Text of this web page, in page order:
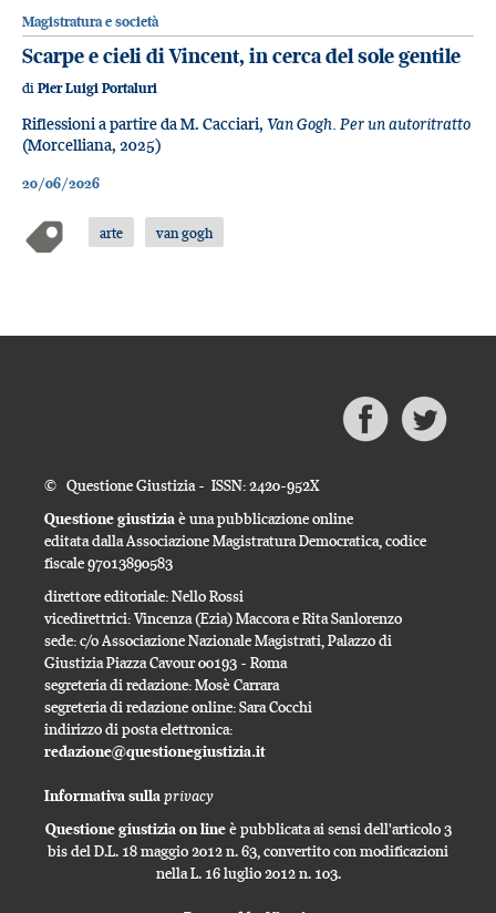
Magistratura e società
Scarpe e cieli di Vincent, in cerca del sole gentile
di Pier Luigi Portaluri
Riflessioni a partire da M. Cacciari, Van Gogh. Per un autoritratto
(Morcelliana, 2025)
20/06/2026
arte van gogh
© Questione Giustizia - ISSN: 2420-952X
Questione giustiziaè una pubblicazione online
editata dalla Associazione Magistratura Democratica, codice
fiscale 97013890583
direttore editoriale: Nello Rossi
vicedirettrici: Vincenza (Ezia) Maccora e Rita Sanlorenzo
sede: c/o Associazione Nazionale Magistrati, Palazzo di
Giustizia Piazza Cavour 00193 - Roma
segreteria di redazione: Mosè Carrara
segreteria di redazione online: Sara Cocchi
indirizzo di posta elettronica:
redazione@questionegiustizia.it
Informativa sullaprivacy
Questione giustizia on lineè pubblicata ai sensi dell'articolo 3
bis del D.L. 18 maggio 2012 n. 63, convertito con modificazioni
nella L. 16 luglio 2012 n. 103.